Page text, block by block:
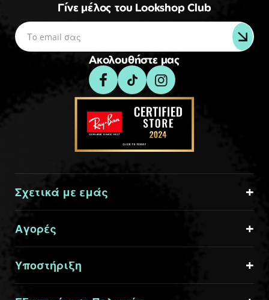
Γίνε μέλος του Lookshop Club
Ακολουθήστε μας
Σχετικά με εμάς
Αγορές
Υποστήριξη